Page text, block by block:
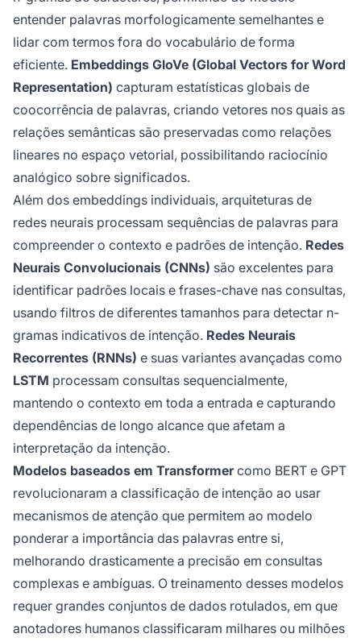
entender palavras morfologicamente semelhantes e
lidar com termos fora do vocabulário de forma
eficiente. Embeddings GloVe (Global Vectors for Word
Representation) capturam estatísticas globais de
coocorrência de palavras, criando vetores nos quais as
relações semânticas são preservadas como relações
lineares no espaço vetorial, possibilitando raciocínio
analógico sobre significados.
Além dos embeddings individuais, arquiteturas de
redes neurais processam sequências de palavras para
compreender o contexto e padrões de intenção. Redes
Neurais Convolucionais (CNNs) são excelentes para
identificar padrões locais e frases-chave nas consultas,
usando filtros de diferentes tamanhos para detectar n-
gramas indicativos de intenção. Redes Neurais
Recorrentes (RNNs) e suas variantes avançadas como
LSTM processam consultas sequencialmente,
mantendo o contexto em toda a entrada e capturando
dependências de longo alcance que afetam a
interpretação da intenção.
Modelos baseados em Transformercomo BERT e GPT
revolucionaram a classificação de intenção ao usar
mecanismos de atenção que permitem ao modelo
ponderar a importância das palavras entre si,
melhorando drasticamente a precisão em consultas
complexas e ambíguas. O treinamento desses modelos
requer grandes conjuntos de dados rotulados, em que
anotadores humanos classificaram milhares ou milhões